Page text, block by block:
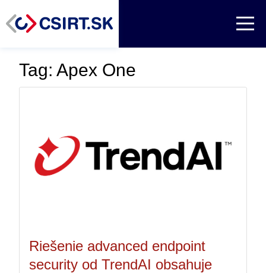
Tag: Apex One
Riešenie advanced endpoint
security od TrendAI obsahuje